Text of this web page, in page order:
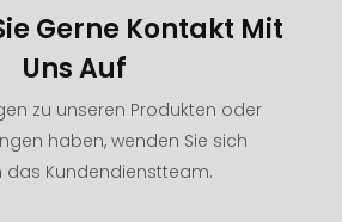
Gerne Kontakt Mit
Uns Auf
zu unseren Produkten oder
haben, wenden Sie sich
das Kundendienstteam.